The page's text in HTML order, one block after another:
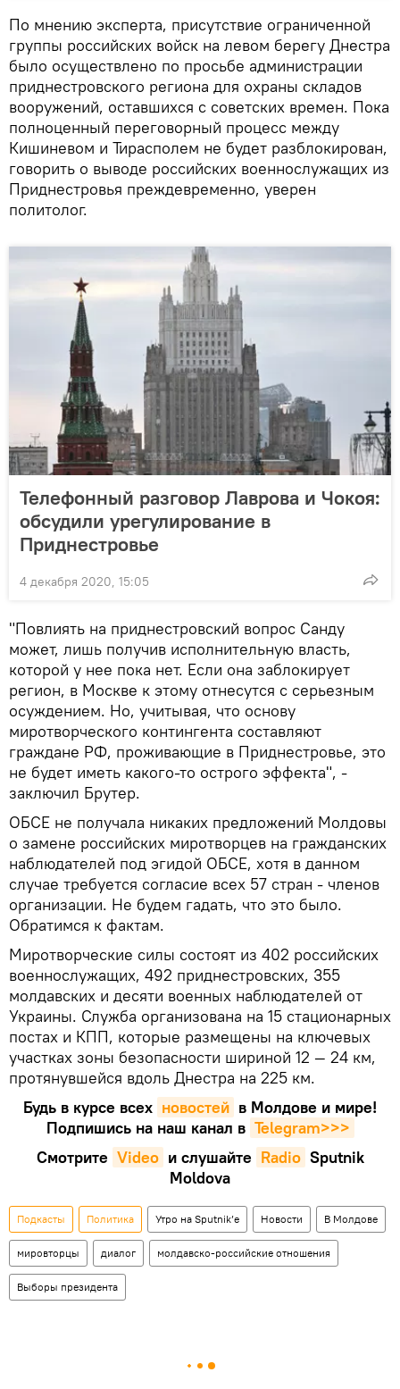
По мнению эксперта, присутствие ограниченной
группы российских войск на левом берегу Днестра
было осуществлено по просьбе администрации
приднестровского региона для охраны складов
вооружений, оставшихся с советских времен. Пока
полноценный переговорный процесс между
Кишиневом и Тирасполем не будет разблокирован,
говорить о выводе российских военнослужащих из
Приднестровья преждевременно, уверен
политолог.
Телефонный разговор Лаврова и Чокоя:
обсудили урегулирование в
Приднестровье
4 декабря 2020, 15:05
"Повлиять на приднестровский вопрос Санду
может, лишь получив исполнительную власть,
которой у нее пока нет. Если она заблокирует
регион, в Москве к этому отнесутся с серьезным
осуждением. Но, учитывая, что основу
миротворческого контингента составляют
граждане РФ, проживающие в Приднестровье, это
не будет иметь какого-то острого эффекта", -
заключил Брутер.
ОБСЕ не получала никаких предложений Молдовы
о замене российских миротворцев на гражданских
наблюдателей под эгидой ОБСЕ, хотя в данном
случае требуется согласие всех 57 стран - членов
организации. Не будем гадать, что это было.
Обратимся к фактам.
Миротворческие силы состоят из 402 российских
военнослужащих, 492 приднестровских, 355
молдавских и десяти военных наблюдателей от
Украины. Служба организована на 15 стационарных
постах и КПП, которые размещены на ключевых
участках зоны безопасности шириной 12 — 24 км,
протянувшейся вдоль Днестра на 225 км.
Будь в курсе всех новостей в Молдове и мире!
Подпишись на наш канал в Telegram>>>
Смотрите Video и слушайте Radio Sputnik
Moldova
Подкасты Политика Утро на Sputnik’e Новости В Молдове
мировторцы диалог молдавско-российские отношения
Выборы президента